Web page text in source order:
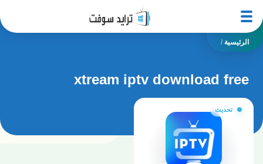
الرئيسية /
xtream iptv download free
تحديث